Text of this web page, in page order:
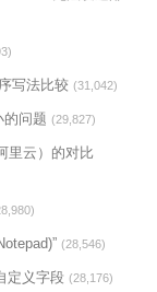
写法比较 (31,042)
的问题 (29,827)
里云）的对比
(28,546)
定义字段 (28,176)